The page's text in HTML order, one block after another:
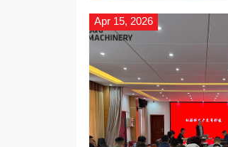
Apr 15, 2026